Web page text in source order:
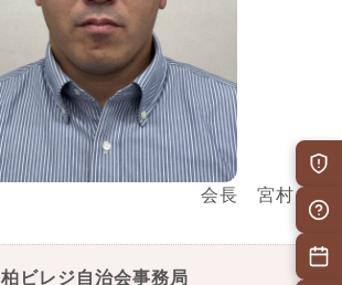
会長 宮村 仁
柏ビレジ自治会事務局